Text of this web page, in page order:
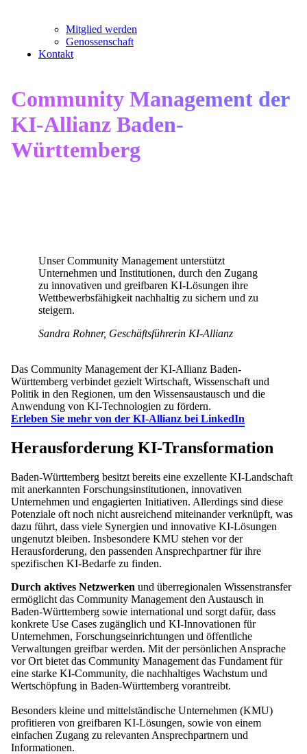
Mitglied werden
Genossenschaft
Kontakt
Community Management der
KI-Allianz Baden-
Württemberg
Unser Community Management unterstützt
Unternehmen und Institutionen, durch den Zugang
zu innovativen und greifbaren KI-Lösungen ihre
Wettbewerbsfähigkeit nachhaltig zu sichern und zu
steigern.
Sandra Rohner, Geschäftsführerin KI-Allianz​
Das Community Management der KI-Allianz Baden-
Württemberg verbindet gezielt Wirtschaft, Wissenschaft und
Politik in den Regionen, um den Wissensaustausch und die
Anwendung von KI-Technologien zu fördern.
Erleben Sie mehr von der KI-Allianz bei LinkedIn
Herausforderung KI-Transformation
Baden-Württemberg besitzt bereits eine exzellente KI-Landschaft
mit anerkannten Forschungsinstitutionen, innovativen
Unternehmen und engagierten Initiativen. Allerdings sind diese
Potenziale oft noch nicht ausreichend miteinander verknüpft, was
dazu führt, dass viele Synergien und innovative KI-Lösungen
ungenutzt bleiben. Insbesondere KMU stehen vor der
Herausforderung, den passenden Ansprechpartner für ihre
spezifischen KI-Bedarfe zu finden.
Durch aktives Netzwerken und überregionalen Wissenstransfer
ermöglicht das Community Management den Austausch in
Baden-Württemberg sowie international und sorgt dafür, dass
konkrete Use Cases zugänglich und KI-Innovationen für
Unternehmen, Forschungseinrichtungen und öffentliche
Verwaltungen greifbar werden. Mit der persönlichen Ansprache
vor Ort bietet das Community Management das Fundament für
eine starke KI-Community, die nachhaltiges Wachstum und
Wertschöpfung in Baden-Württemberg vorantreibt.
Besonders kleine und mittelständische Unternehmen (KMU)
profitieren von greifbaren KI-Lösungen, sowie von einem
einfachen Zugang zu relevanten Ansprechpartnern und
Informationen.